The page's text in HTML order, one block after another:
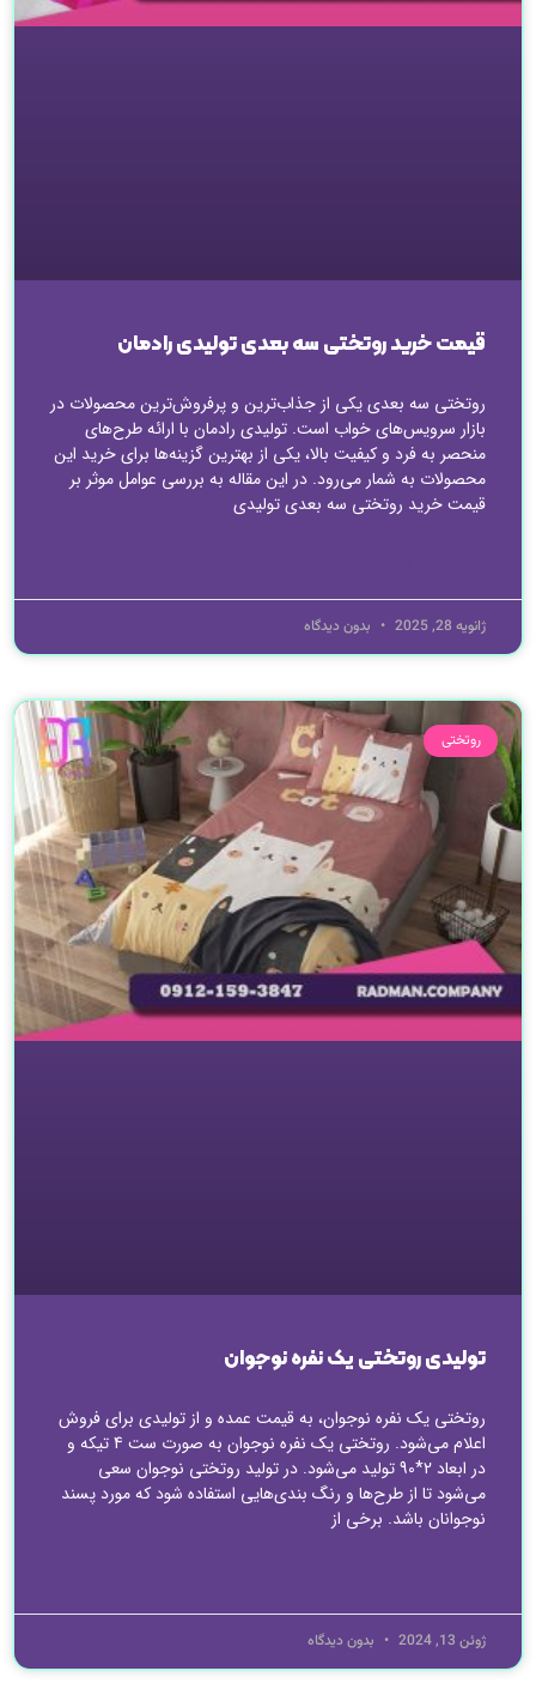
قیمت خرید روتختی سه بعدی تولیدی رادمان
روتختی سه بعدی یکی از جذاب‌ترین و پرفروش‌ترین محصولات در
بازار سرویس‌های خواب است. تولیدی رادمان با ارائه طرح‌های
منحصر به فرد و کیفیت بالا، یکی از بهترین گزینه‌ها برای خرید این
محصولات به شمار می‌رود. در این مقاله به بررسی عوامل موثر بر
قیمت خرید روتختی سه بعدی تولیدی
ژانویه 28, 2025 بدون دیدگاه
روتختی
تولیدی روتختی یک نفره نوجوان
روتختی یک نفره نوجوان، به قیمت عمده و از تولیدی برای فروش
اعلام می‌شود. روتختی یک نفره نوجوان به صورت ست 4 تیکه و
در ابعاد 2*90 تولید می‌شود. در تولید روتختی نوجوان سعی
می‌شود تا از طرح‌ها و رنگ بندی‌هایی استفاده شود که مورد پسند
نوجوانان باشد. برخی از
ژوئن 13, 2024 بدون دیدگاه